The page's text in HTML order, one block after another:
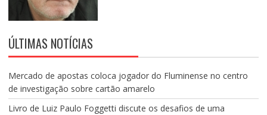
ÚLTIMAS NOTÍCIAS
Mercado de apostas coloca jogador do Fluminense no centro
de investigação sobre cartão amarelo
Livro de Luiz Paulo Foggetti discute os desafios de uma